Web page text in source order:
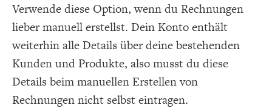
Verwende diese Option, wenn du Rechnungen
lieber manuell erstellst. Dein Konto enthält
weiterhin alle Details über deine bestehenden
Kunden und Produkte, also musst du diese
Details beim manuellen Erstellen von
Rechnungen nicht selbst eintragen.